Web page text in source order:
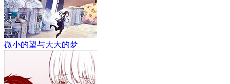
微小的望与大大的梦